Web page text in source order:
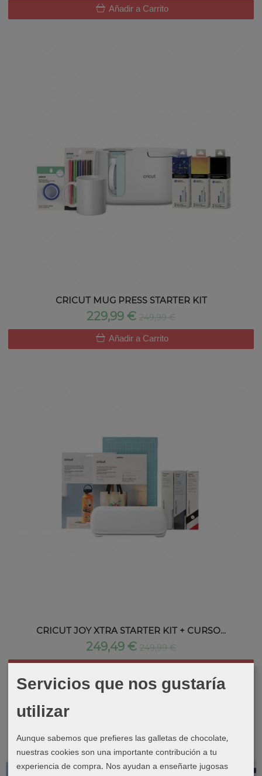
Añadir a Carrito
CRICUT MUG PRESS STARTER KIT
229,99 € 249,99 €
Añadir a Carrito
CRICUT JOY XTRA STARTER KIT + CURSO...
249,49 € 249,99 €
Servicios que nos gustaría
utilizar
Aunque sabemos que prefieres las galletas de chocolate,
nuestras cookies son una importante contribución a tu
experiencia de compra. Nos ayudan a enseñarte jugosas